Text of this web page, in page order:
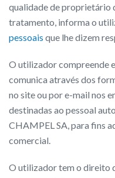
qualidade de proprietário
tratamento, informa o
pessoais que lhe dizem
O utilizador compreende
comunica através dos
no site ou por e-mail nos
destinadas ao pessoal
CHAMPEL SA, para fins
comercial.
O utilizador tem o direito